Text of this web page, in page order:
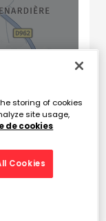
| Map ©2026
storing of cookies
site usage,
de cookies
Cookies